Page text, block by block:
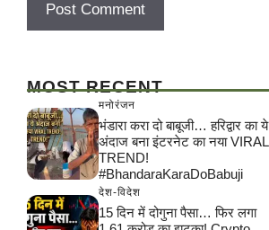
MOST RECENT
मनोरंजन
भंडारा करा दो बाबूजी… हरिद्वार का ये
अंदाज बना इंटरनेट का नया VIRAL
TREND!
#BhandaraKaraDoBabuji
देश-विदेश
15 दिन में दोगुना पैसा… फिर लगा